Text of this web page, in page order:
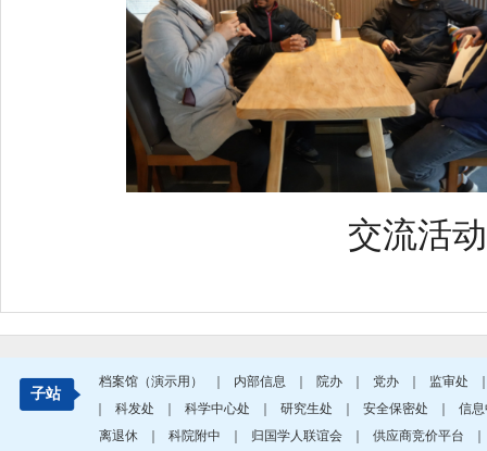
交流活
子站
档案馆（演示用） 内部信息 院办 党办 监审处
科发处 科学中心处 研究生处 安全保密处
信
离退休
科院附中 归国学人联谊会 供应商竞价平台